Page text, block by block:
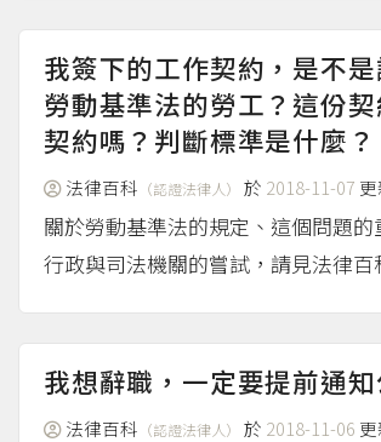
怎麼回應、規範競業禁止條款這個
百科文章：臺灣法令對競業禁止的
e...）
我簽下的工作契約，是不
勞動基準法的勞工？這份
契約嗎？判斷標準是什麼？
法律百科 （認證法律人） 於 2018-11-07
關於勞動基準法的規定、這個問題
行政與司法機關的嘗試，請見法律百
字規定的方式、以及學理上提出的
動從屬性，請見法律百科文章：契約
勞動契約呢？──...
（more...）
我想辭職，一定要提前通知
法律百科 （認證法律人） 於 2018-11-06